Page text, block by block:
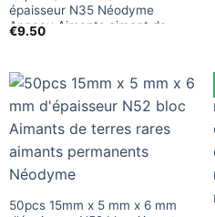
épaisseur N35 Néodyme
Anneau Aimants aimant de
terres rares pour l'artisanat
€9.50
50pcs 15mm x 5 mm x 6 mm